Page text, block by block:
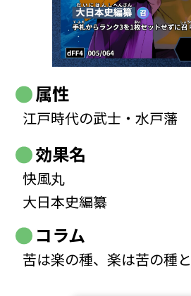
属性
江戸時代の武士・水戸藩
効果名
快風丸
大日本史編纂
コラム
苦は楽の種、楽は苦の種と